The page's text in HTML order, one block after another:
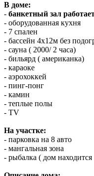
В доме:
- банкетный зал
- оборудованная кухня
- 7 спален
- бассейн 4х12м без
- сауна ( 2000/ 2 часа)
- бильярд ( американка)
- караоке
- аэрохоккей
- пинг-понг
- камин
- теплые полы
- TV
На участке:
- парковка на 8 авто
- мангальная зона
- рыбалка ( дом